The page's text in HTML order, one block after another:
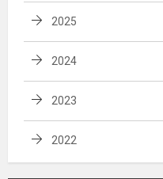
2025
2024
2023
2022